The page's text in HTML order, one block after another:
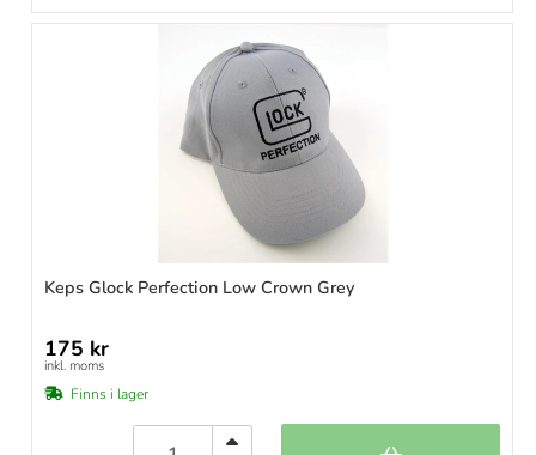
Keps Glock Perfection Low Crown Grey
175 kr
inkl. moms
Finns i lager